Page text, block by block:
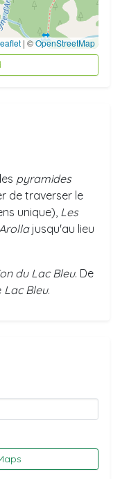
| ©OpenStreetMap
pyramides
de traverser le
unique), Les
Arollajusqu'au lieu
du Lac Bleu. De
Lac Bleu.